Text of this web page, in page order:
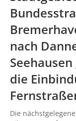
nach
die
Die